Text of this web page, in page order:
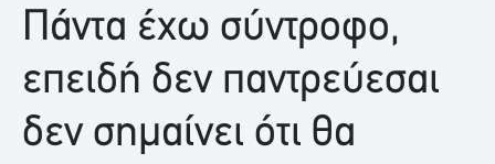
Πάντα έχω σύντροφο,
επειδή δεν παντρεύεσαι
δεν σημαίνει ότι θα